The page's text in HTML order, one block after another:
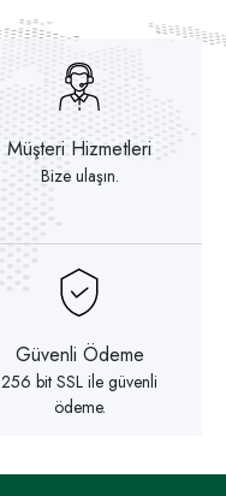
Müşteri Hizmetleri
Bize ulaşın.
Güvenli Ödeme
256 bit SSL ile güvenli
ödeme.